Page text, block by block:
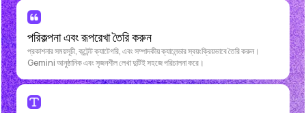
পরিকল্পনা এবং রূপরেখা তৈরি করুন
প্রকাশনার সময়সূচী, কন্টেন্ট ক্যাটেগরি, এবং সম্পাদকীয় ক্যালেন্ডার স্বয়ংক্রিয়ভাবে তৈরি করুন।
Gemini আনুষ্ঠানিক এবং সৃজনশীল লেখা দুটিই সহজে পরিচালনা করে।